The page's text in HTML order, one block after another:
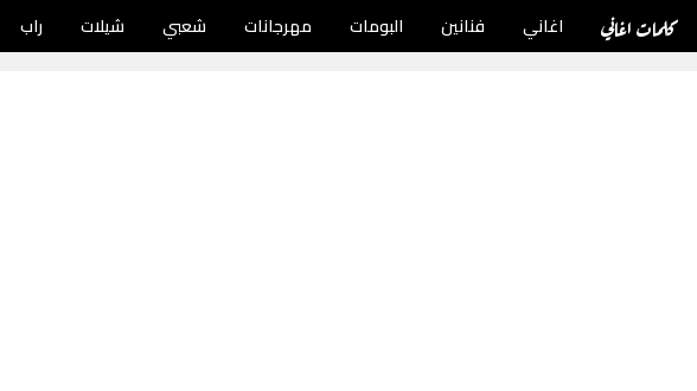
كلمات اغاني اغاني فنانين البومات مهرجانات شعبي شيلات راب